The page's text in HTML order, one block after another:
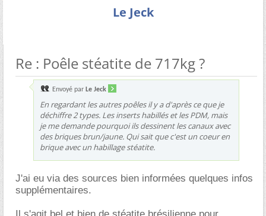
Le Jeck
Re : Poêle stéatite de 717kg ?
Envoyé par Le Jeck
En regardant les autres poêles il y a d'après ce que je
déchiffre 2 types. Les inserts habillés et les PDM, mais
je me demande pourquoi ils dessinent les canaux avec
des briques brun/jaune. Qui sait que c'est un coeur en
brique avec un habillage stéatite.
J'ai eu via des sources bien informées quelques infos
supplémentaires.